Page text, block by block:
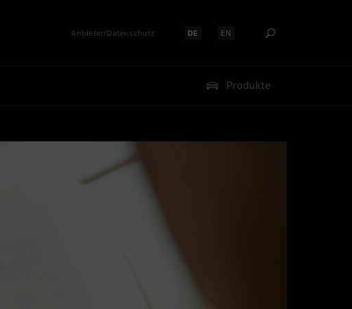
Anbieter/Datenschutz Sprache auswählen:
DE Sprache auswählen:
EN
Produkte